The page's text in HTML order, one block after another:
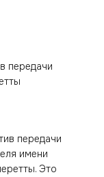
передачи
имени
Это